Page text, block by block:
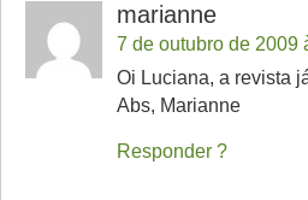
marianne
7 de outubro de 2009
Oi Luciana, a revista
Abs, Marianne
Responder